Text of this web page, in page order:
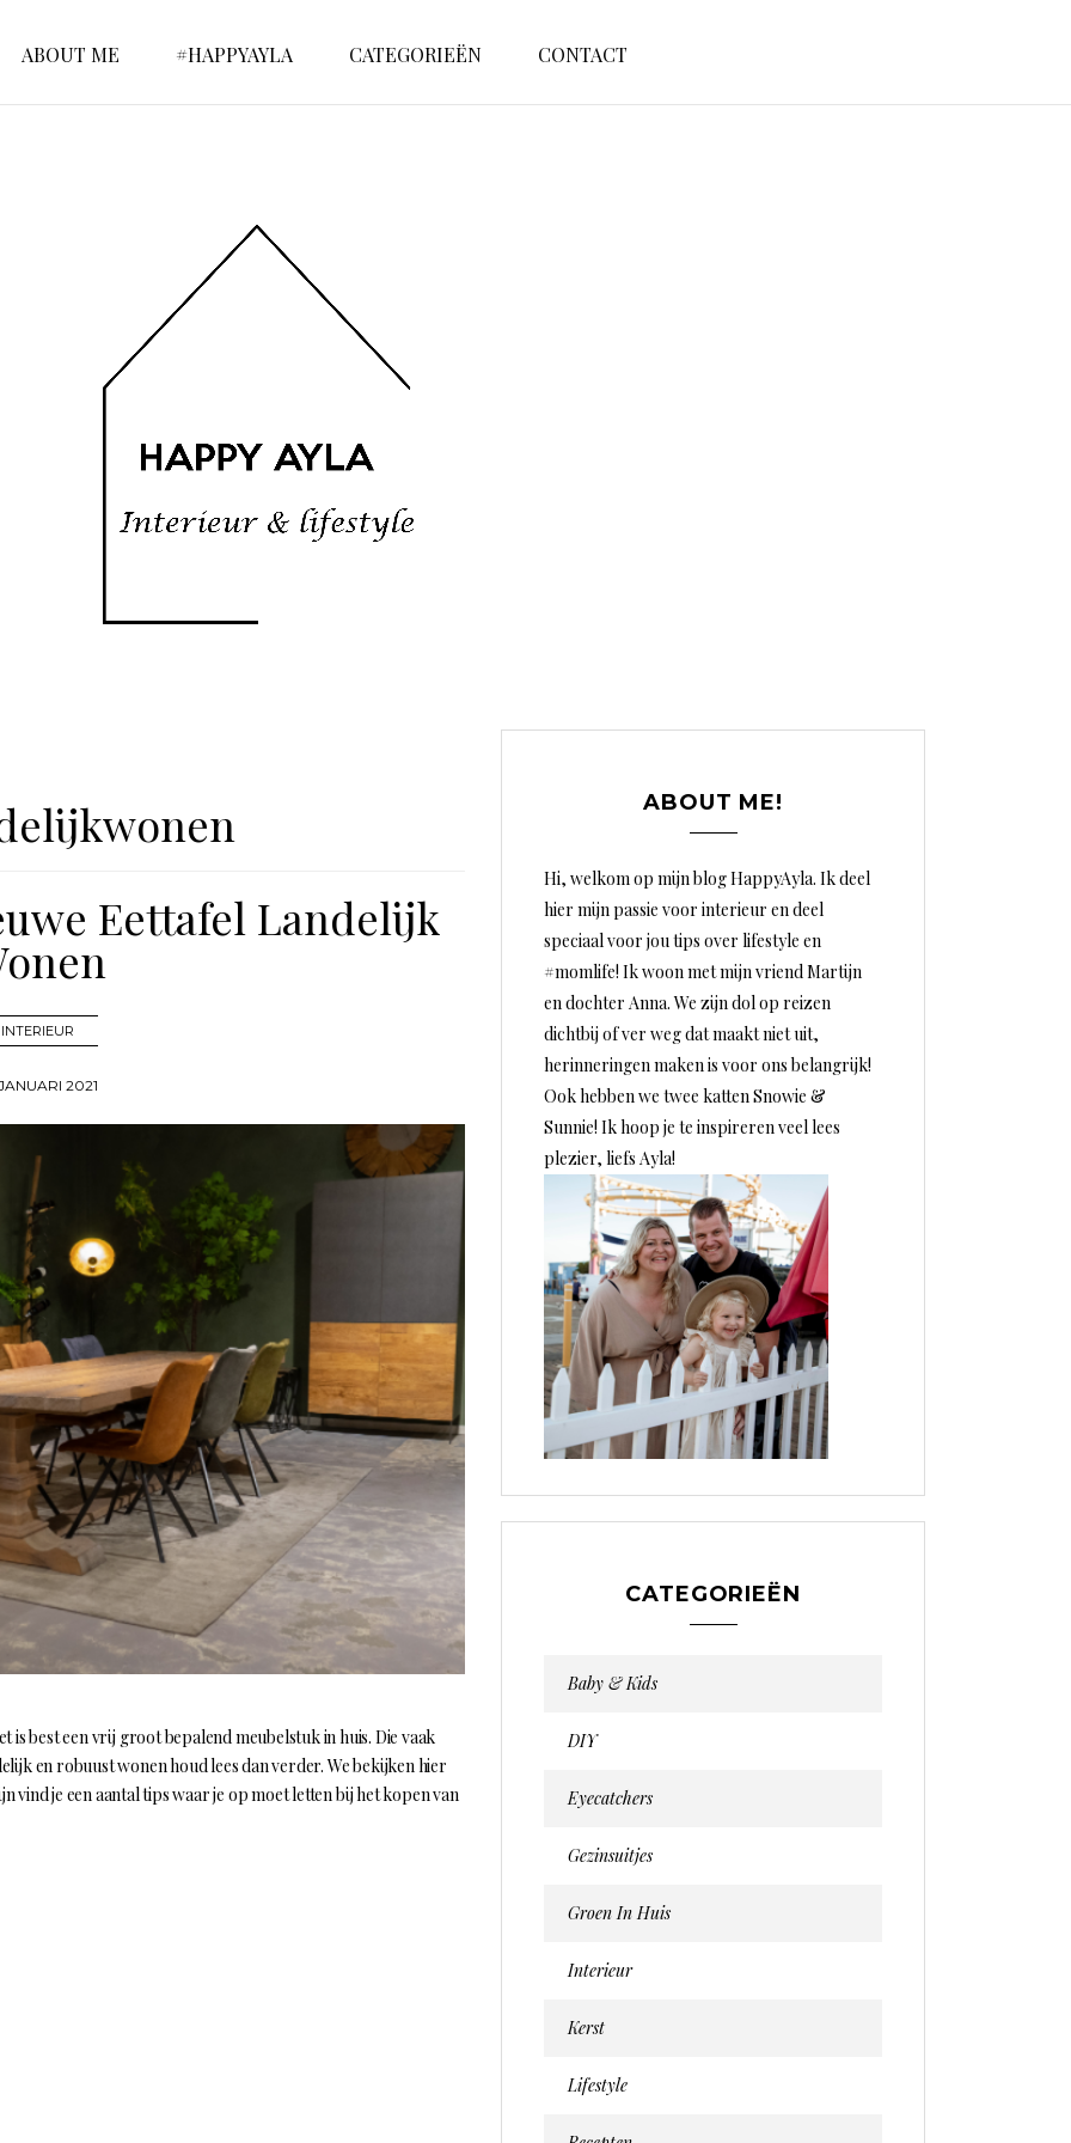
ABOUT ME #HAPPYAYLA CATEGORIEËN CONTACT
Eettafel Landelijk
INTERIEUR
2021
is best een vrij groot bepalend meubelstuk in huis. Die vaak
en robuust wonen houd lees dan verder. We bekijken hier
vind je een aantal tips waar je op moet letten bij het kopen van
ABOUT ME!
Hi, welkom op mijn blog HappyAyla. Ik deel
hier mijn passie voor interieur en deel
speciaal voor jou tips over lifestyle en
#momlife! Ik woon met mijn vriend Martijn
en dochter Anna. We zijn dol op reizen
dichtbij of ver weg dat maakt niet uit,
herinneringen maken is voor ons belangrijk!
Ook hebben we twee katten Snowie &
Sunnie! Ik hoop je te inspireren veel lees
plezier, liefs Ayla!
CATEGORIEËN
Baby & Kids
DIY
Eyecatchers
Gezinsuitjes
Groen In Huis
Interieur
Kerst
Lifestyle